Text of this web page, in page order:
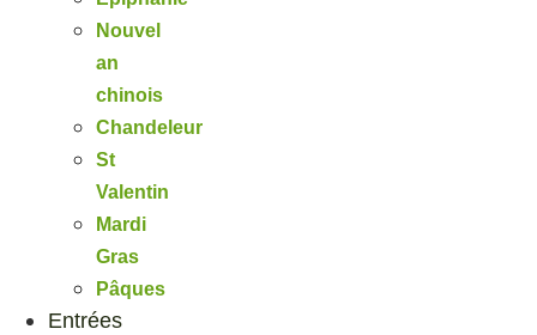
Nouvel
an
chinois
Chandeleur
St
Valentin
Mardi
Gras
Pâques
Entrées